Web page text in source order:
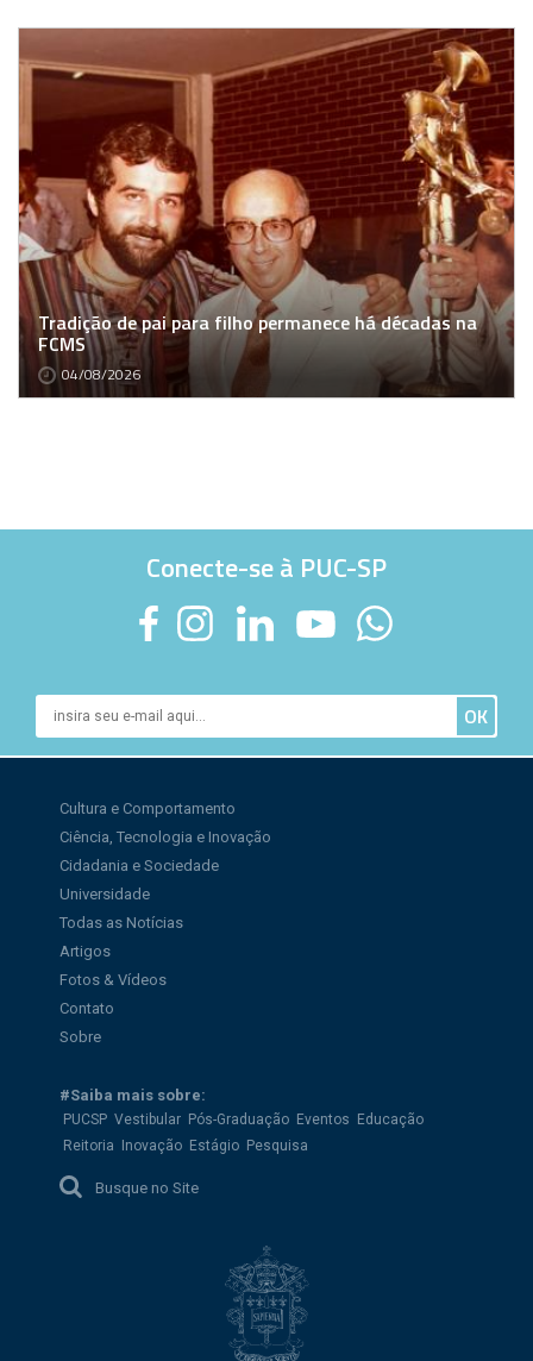
Tradição de pai para filho permanece há décadas na
FCMS
04/08/2026
Conecte-se à PUC-SP
Cultura e Comportamento
Ciência, Tecnologia e Inovação
Cidadania e Sociedade
Universidade
Todas as Notícias
Artigos
Fotos & Vídeos
Contato
Sobre
#Saiba mais sobre:
PUCSP Vestibular Pós-Graduação Eventos
Educação
Reitoria
Inovação Estágio Pesquisa
Busque no Site